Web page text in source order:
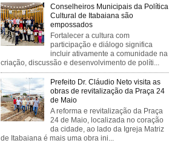
Conselheiros Municipais da Política
Cultural de Itabaiana são
empossados
Fortalecer a cultura com
participação e diálogo significa
incluir ativamente a comunidade na
criação, discussão e desenvolvimento de políti...
Prefeito Dr. Cláudio Neto visita as
obras de revitalização da Praça 24
de Maio
A reforma e revitalização da Praça
24 de Maio, localizada no coração
da cidade, ao lado da Igreja Matriz
de Itabaiana é mais uma obra ini...